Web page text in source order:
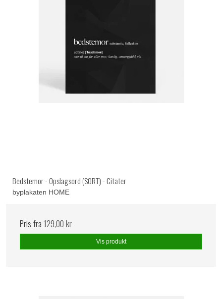
Bedstemor - Opslagsord (SORT) - Citater
byplakaten HOME
Pris fra129,00 kr
Vis produkt